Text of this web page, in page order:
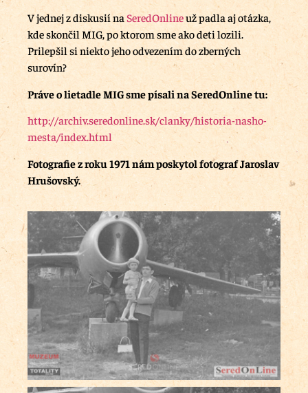
V jednej z diskusií na SeredOnlineuž padla aj otázka,
kde skončil MIG, po ktorom sme ako deti lozili.
Prilepšil si niekto jeho odvezením do zberných
surovín?
Práve o lietadle MIG sme písali na SeredOnline tu:
http://archiv.seredonline.sk/clanky/historia-nasho-
mesta/index.html
Fotografie z roku 1971 nám poskytol fotograf Jaroslav
Hrušovský.